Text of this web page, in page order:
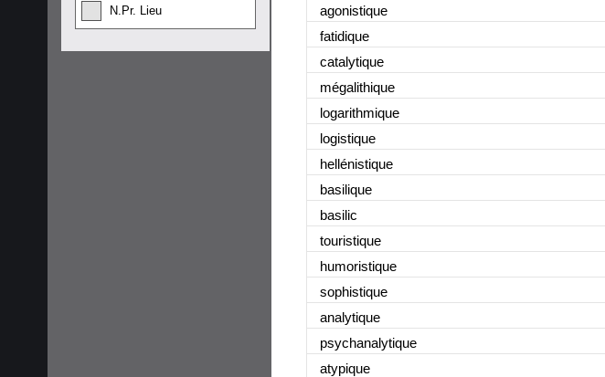
N.Pr. Lieu
agonistique
fatidique
catalytique
mégalithique
logarithmique
logistique
hellénistique
basilique
basilic
touristique
humoristique
sophistique
analytique
psychanalytique
atypique